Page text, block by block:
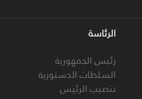
الرئاسة
رئيس الجمهورية
السلطات الدستورية
تنصيب الرئيس